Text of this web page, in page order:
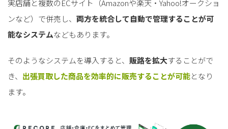
実店舗と複数のECサイト（Amazonや楽天・Yahoo!オークショ
ンなど）で併売し、 両方を統合して自動で管理することが可
能なシステムなどもあります。
そのようなシステムを導入すると、 販路を拡大することがで
き、 出張買取した商品を効率的に販売することが可能となり
ます。